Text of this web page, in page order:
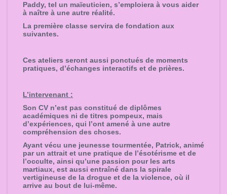
Paddy, tel un maïeuticien, s’emploiera à vous aider
à naître à une autre réalité.
La première classe servira de fondation aux
suivantes.
Ces ateliers seront aussi ponctués de moments
pratiques, d’échanges interactifs et de prières.
L’intervenant :
Son CV n’est pas constitué de diplômes
académiques ni de titres pompeux, mais
d’expériences, qui l’ont amené à une autre
compréhension des choses.
Ayant vécu une jeunesse tourmentée, Patrick, animé
par un attrait et une pratique de l’ésotérisme et de
l’occulte, ainsi qu’une passion pour les arts
martiaux, est aussi entraîné dans la spirale
vertigineuse de la drogue et de la violence, où il
arrive au bout de lui-même.